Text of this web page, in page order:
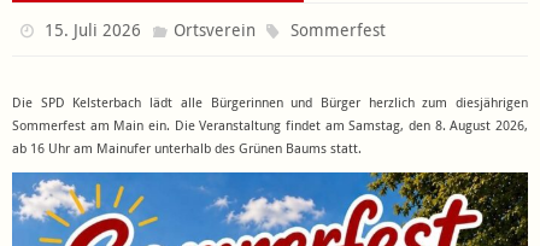
15. Juli 2026 Ortsverein Sommerfest
Die SPD Kelsterbach lädt alle Bürgerinnen und Bürger herzlich zum diesjährigen
Sommerfest am Main ein. Die Veranstaltung findet am Samstag, den 8. August 2026,
ab 16 Uhr am Mainufer unterhalb des Grünen Baums statt.